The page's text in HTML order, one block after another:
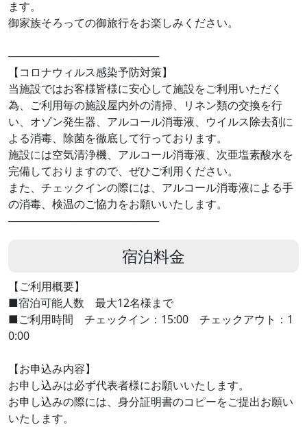
ます。
御家族そろっての御旅行をお楽しみください。
────────────────────
【コロナウィルス感染予防対策】
当施設ではお客様皆様に安心して施設をご利用いただく
為、ご利用毎の施設屋内外の清掃、リネン類の交換を行
い、オゾン発生器、アルコール消毒液、ウイルス除去剤に
よる消毒、除菌を徹底して行っております。
施設には空気清浄機、アルコール消毒液、次亜塩素酸水を
完備しておりますので、ぜひご利用ください。
また、チェックインの際には、アルコール消毒液による手
の消毒、検温のご協力をお願いいたします。
────────────────────
宿泊料金
【ご利用概要】
■宿泊可能人数 最大12名様まで
■ご利用時間 チェックイン：15:00 チェックアウト：1
0:00
【お申込み内容】
お申し込みは必ず代表者様にお願いいたします。
お申し込みの際には、身分証明書のコピーをご提出お願い
いたします。